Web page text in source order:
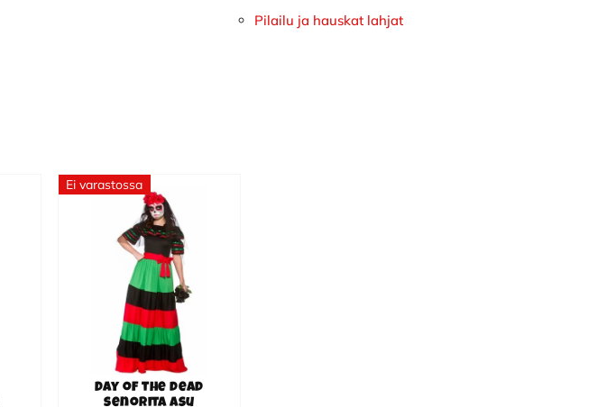
Ei varastossa
Day of the dead
senorita asu
Tällä
tuotteella
muunnelma.
valinnat
tuotteen
Pilailu ja hauskat lahjat